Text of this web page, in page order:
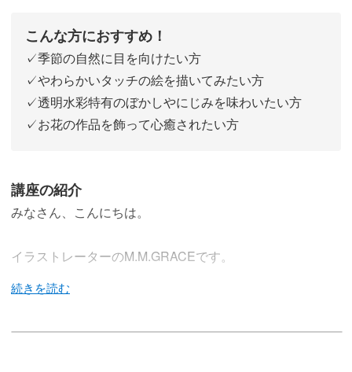
こんな方におすすめ！
✓季節の自然に目を向けたい方
✓やわらかいタッチの絵を描いてみたい方
✓透明水彩特有のぼかしやにじみを味わいたい方
✓お花の作品を飾って心癒されたい方
講座の紹介
みなさん、こんにちは。
イラストレーターのM.M.GRACEです。